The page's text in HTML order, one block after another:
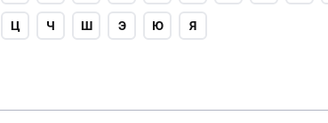
Ц Ч Ш Э Ю Я